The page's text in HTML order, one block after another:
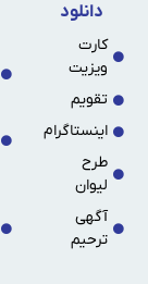
دانلود
کارت
ویزیت
تقویم
اینستاگرام
طرح
لیوان
آگهی
ترحیم